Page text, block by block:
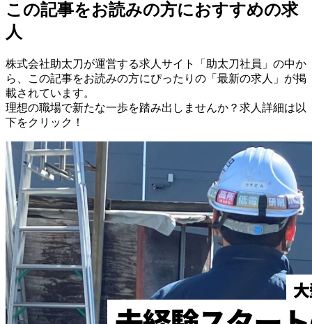
この記事をお読みの方におすすめの求
人
株式会社助太刀が運営する求人サイト「助太刀社員」の中か
ら、この記事をお読みの方にぴったりの「最新の求人」が掲
載されています。
理想の職場で新たな一歩を踏み出しませんか？求人詳細は以
下をクリック！